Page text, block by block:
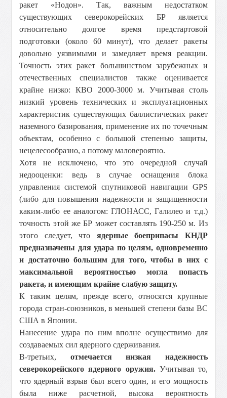
ракет «Нодон». Так, важным недостатком
существующих северокорейских БР является
относительно долгое время предстартовой
подготовки (около 60 минут), что делает ракеты
довольно уязвимыми и замедляет время реакции.
Точность этих ракет большинством зарубежных и
отечественных специалистов также оценивается
крайне низко: КВО 2000-3000 м. Учитывая столь
низкий уровень технических и эксплуатационных
характеристик существующих баллистических ракет
наземного базирования, применение их по точечным
объектам, особенно с большой степенью защиты,
нецелесообразно, а потому маловероятно.
Хотя не исключено, что это очередной случай
недооценки: ведь в случае оснащения блока
управления системой спутниковой навигации GPS
(либо для повышения надежности и защищенности
каким-либо ее аналогом: ГЛОНАСС, Галилео и т.д.)
точность этой же БР может составлять 190-250 м. Из
этого следует, что ядерные боеприпасы КНДР
предназначены для удара по целям, одновременно
и достаточно большим для того, чтобы в них с
максимальной вероятностью могла попасть
ракета, и имеющим крайне слабую защиту.
К таким целям, прежде всего, относятся крупные
города стран-союзников, в меньшей степени базы ВС
США в Японии.
Нанесение удара по ним вполне осуществимо для
создаваемых сил ядерного сдерживания.
В-третьих, отмечается низкая надежность
северокорейского ядерного оружия.Учитывая то,
что ядерный взрыв был всего один, и его мощность
была ниже расчетной, высока вероятность